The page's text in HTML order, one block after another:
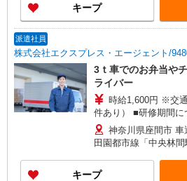
キープ
派遣社員
株式会社エクスプレス・エージェント/
3ｔ車でのお弁当や
ライバー
時給1,600円 ※交
件あり） ■研修期間
週間程）は、時給
ります。
神奈川県座間市
田園都市線「中央林
キープ